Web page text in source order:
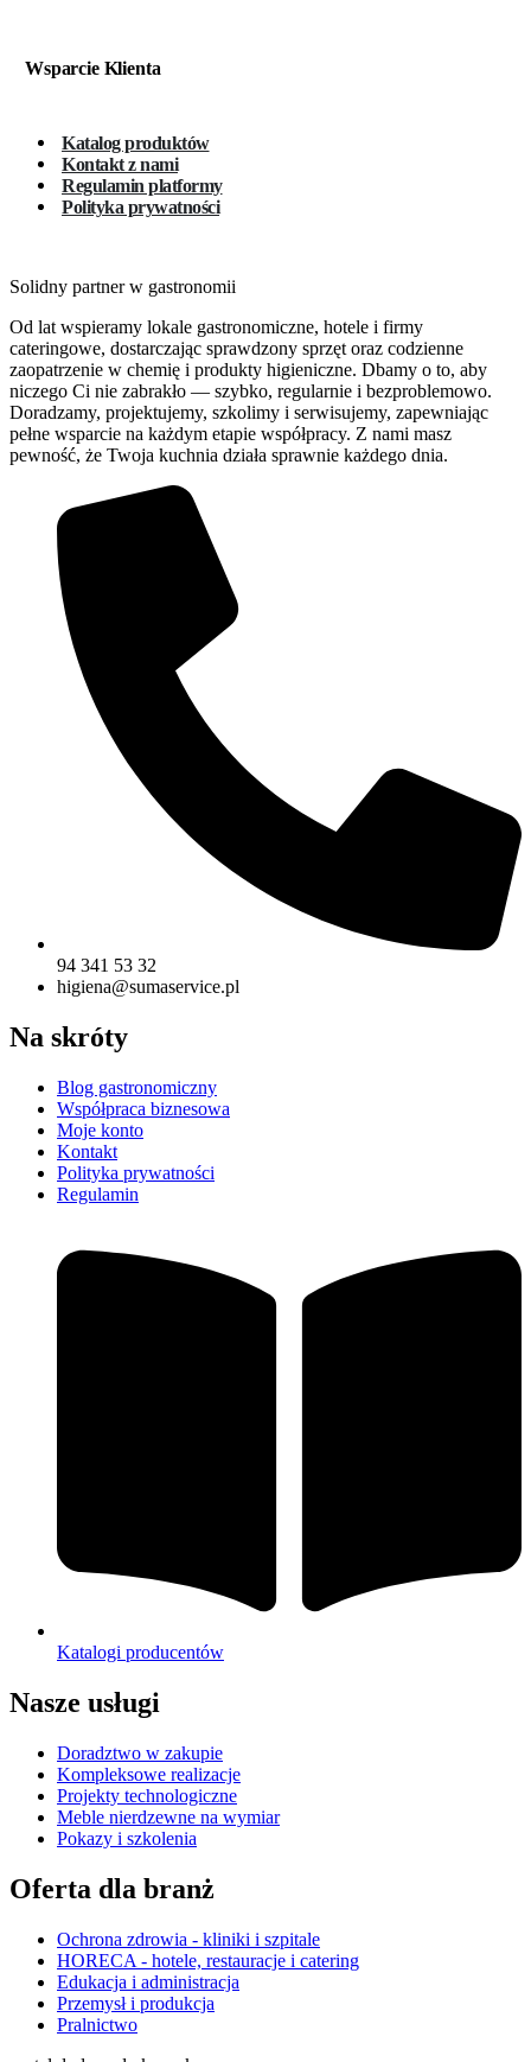
Wsparcie Klienta
Katalog produktów
Kontakt z nami
Regulamin platformy
Polityka prywatności
Solidny partner w gastronomii
Od lat wspieramy lokale gastronomiczne, hotele i firmy
cateringowe, dostarczając sprawdzony sprzęt oraz codzienne
zaopatrzenie w chemię i produkty higieniczne. Dbamy o to, aby
niczego Ci nie zabrakło — szybko, regularnie i bezproblemowo.
Doradzamy, projektujemy, szkolimy i serwisujemy, zapewniając
pełne wsparcie na każdym etapie współpracy. Z nami masz
pewność, że Twoja kuchnia działa sprawnie każdego dnia.
94 341 53 32
higiena@sumaservice.pl
Na skróty
Blog gastronomiczny
Współpraca biznesowa
Moje konto
Kontakt
Polityka prywatności
Regulamin
Katalogi producentów
Nasze usługi
Doradztwo w zakupie
Kompleksowe realizacje
Projekty technologiczne
Meble nierdzewne na wymiar
Pokazy i szkolenia
Oferta dla branż
Ochrona zdrowia - kliniki i szpitale
HORECA - hotele, restauracje i catering
Edukacja i administracja
Przemysł i produkcja
Pralnictwo